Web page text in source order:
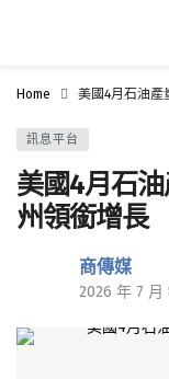
Home 美國4月石油產
訊息平台
美國4月石
州領銜增長
商傳媒
2026 年 7 月